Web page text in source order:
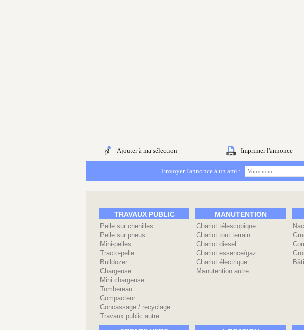
Ajouter à ma sélection Imprimer l'annonce
Envoyer l'annonce à un ami :
TRAVAUX PUBLIC
Pelle sur chenilles
Pelle sur pneus
Mini-pelles
Tracto-pelle
Bulldozer
Chargeuse
Mini chargeuse
Tombereau
Compacteur
Concassage / recyclage
Travaux public autre
MANUTENTION
Chariot télescopique
Chariot tout terrain
Chariot diesel
Chariot essence/gaz
Chariot électrique
Manutention autre